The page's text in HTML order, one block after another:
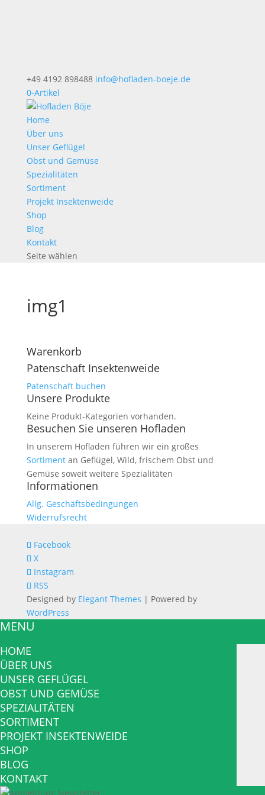
+49 4192 898488 info@hofladen-boeje.de
0-Artikel
Home
Über uns
Unser Geflügel
Obst und Gemüse
Spezialitäten
Sortiment
Projekt Insektenweide
Shop
Blog
Kontakt
Seite wählen
img1
Warenkorb
Patenschaft Insektenweide
Patenschaft buchen
Unsere Produkte
Keine Produkt-Kategorien vorhanden.
Besuchen Sie unseren Hofladen
In unserem Hofladen führen wir ein großes
Sortimentan Geflügel, Wild, frischem Obst und
Gemüse soweit weitere Spezialitäten
Informationen
Allg. Geschäftsbedingungen
Widerrufsrecht
Facebook
X
Instagram
RSS
Designed by Elegant Themes | Powered by
WordPress
MENU
HOME
ÜBER UNS
UNSER GEFLÜGEL
OBST UND GEMÜSE
SPEZIALITÄTEN
SORTIMENT
PROJEKT INSEKTENWEIDE
SHOP
BLOG
KONTAKT